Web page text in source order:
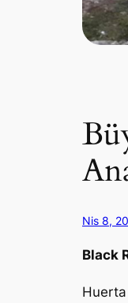
Nis 8,
Black
Huerta